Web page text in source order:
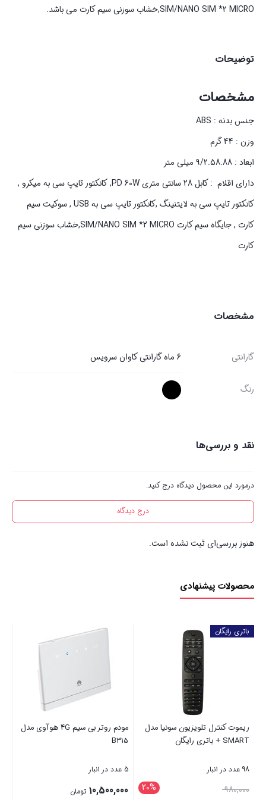
SIM/NANO SIM *2 MICRO,خشاب سوزنی سیم کارت می باشد.
توضیحات
مشخصات
جنس بدنه : ABS
وزن : 44 گرم
ابعاد : 9/2.58.88 میلی متر
دارای اقلام : کابل 28 سانتی متری PD 60W, کانکتور تایپ سی به میکرو ,
کانکتور تایپ سی به لایتنینگ ,کانکتور تایپ سی به USB , سوکیت سیم
کارت , جایگاه سیم کارت SIM/NANO SIM *2 MICRO,خشاب سوزنی سیم
کارت
مشخصات
گارانتی 6 ماه گارانتی کاوان سرویس
رنگ
نقد و بررسی‌ها
درمورد این محصول دیدگاه درج کنید.
درج دیدگاه
هنوز بررسی‌ای ثبت نشده است.
محصولات پیشنهادی
سونیا مدل
20%
مودم روتر بی سیم 4G هوآوی مدل
B315
5 عدد در انبار
تومان
رینگ لایت هویت مدل ST7026
3,600,000